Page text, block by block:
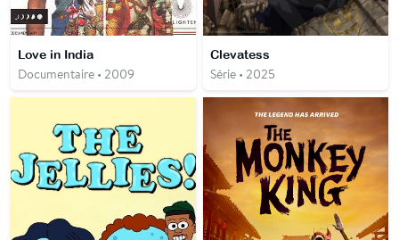
Love in India
Documentaire • 2009
Clevatess
Série • 2025